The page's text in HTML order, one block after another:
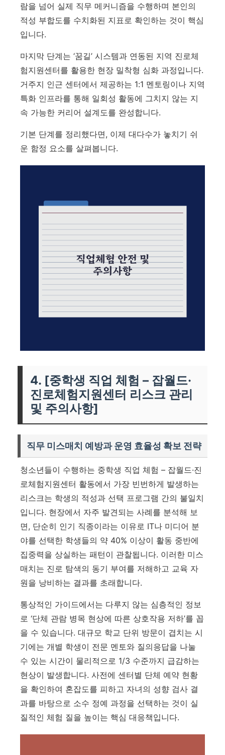
람을 넘어 실제 직무 메커니즘을 수행하며 본인의
적성 부합도를 수치화된 지표로 확인하는 것이 핵심
입니다.
마지막 단계는 ‘꿈길’ 시스템과 연동된 지역 진로체
험지원센터를 활용한 현장 밀착형 심화 과정입니다.
거주지 인근 센터에서 제공하는 1:1 멘토링이나 지역
특화 인프라를 통해 일회성 활동에 그치지 않는 지
속 가능한 커리어 설계도를 완성합니다.
기본 단계를 정리했다면, 이제 대다수가 놓치기 쉬
운 함정 요소를 살펴봅니다.
4. [중학생 직업 체험 – 잡월드·
진로체험지원센터 리스크 관리
및 주의사항]
직무 미스매치 예방과 운영 효율성 확보 전략
청소년들이 수행하는 중학생 직업 체험 – 잡월드·진
로체험지원센터 활동에서 가장 빈번하게 발생하는
리스크는 학생의 적성과 선택 프로그램 간의 불일치
입니다. 현장에서 자주 발견되는 사례를 분석해 보
면, 단순히 인기 직종이라는 이유로 IT나 미디어 분
야를 선택한 학생들의 약 40% 이상이 활동 중반에
집중력을 상실하는 패턴이 관찰됩니다. 이러한 미스
매치는 진로 탐색의 동기 부여를 저해하고 교육 자
원을 낭비하는 결과를 초래합니다.
통상적인 가이드에서는 다루지 않는 심층적인 정보
로 ‘단체 관람 병목 현상에 따른 상호작용 저하’를 꼽
을 수 있습니다. 대규모 학교 단위 방문이 겹치는 시
기에는 개별 학생이 전문 멘토와 질의응답을 나눌
수 있는 시간이 물리적으로 1/3 수준까지 급감하는
현상이 발생합니다. 사전에 센터별 단체 예약 현황
을 확인하여 혼잡도를 피하고 자녀의 성향 검사 결
과를 바탕으로 소수 정예 과정을 선택하는 것이 실
질적인 체험 질을 높이는 핵심 대응책입니다.